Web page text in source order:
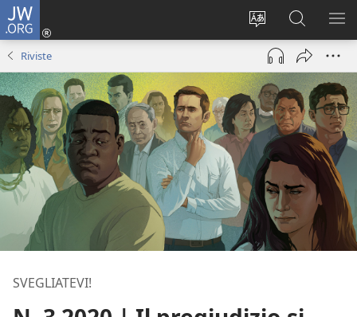
JW.ORG
Modificare
lingua
del
sito
Accedi
(apre
nuova
finestra)
Cerca
in
JW.ORG
Riviste
SVEGLIATEVI!